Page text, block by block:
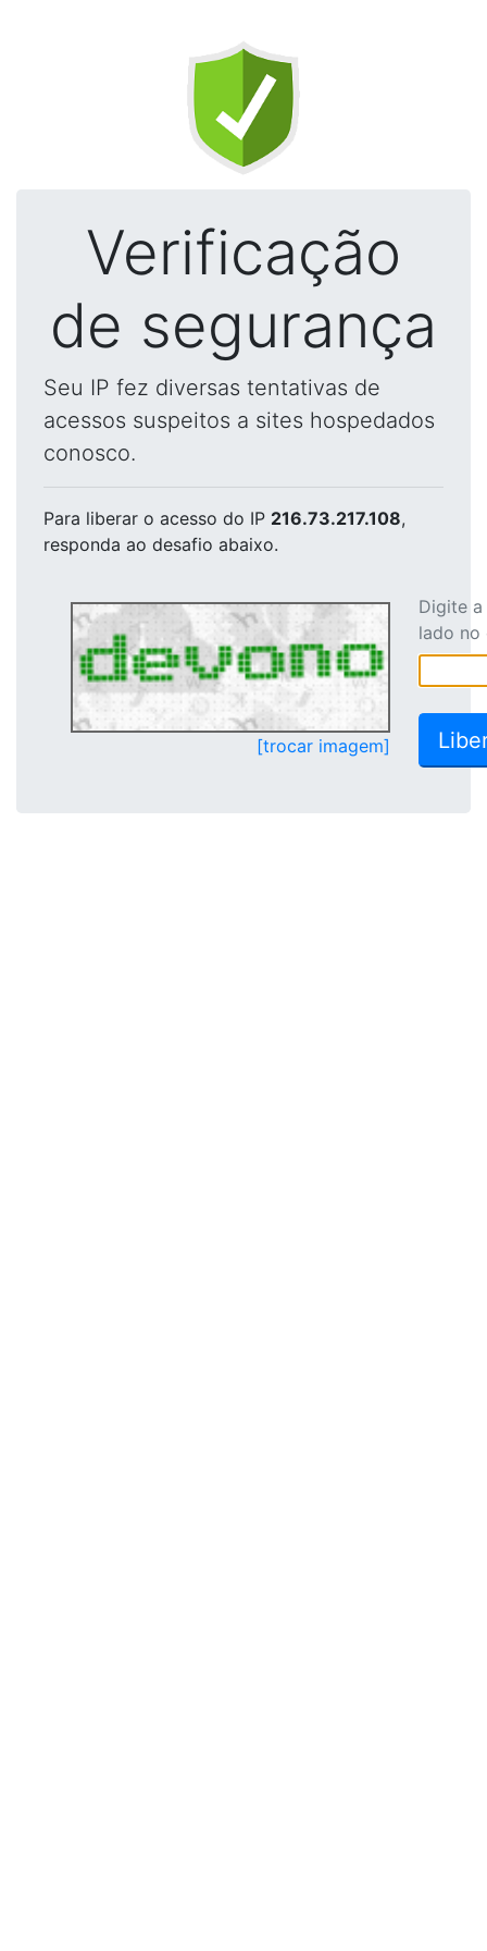
Verificação
de segurança
Seu IP fez diversas tentativas de
acessos suspeitos a sites hospedados
conosco.
Para liberar o acesso do IP 216.73.217.108,
responda ao desafio abaixo.
[trocar imagem]
Digite
lado no